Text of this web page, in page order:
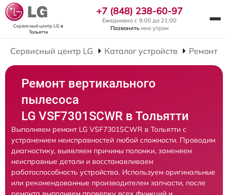
Сервисный центр LG в
Тольятти
+7 (848) 238-60-97
Ежедневно с 9:00 до 21:00
Позвонить мне утром
Сервисный центр LG Каталог устройств Ремонт
Ремонт вертикального
пылесоса
LG VSF7301SCWR в Тольятти
Выполняем ремонт LG VSF7301SCWR в Тольятти с
устранением неисправностей любой сложности. Проводим
диагностику, выявляем причины поломки, заменяем
неисправные детали и восстанавливаем
работоспособность устройства. Используем оригинальные
или рекомендованные производителем запчасти, после